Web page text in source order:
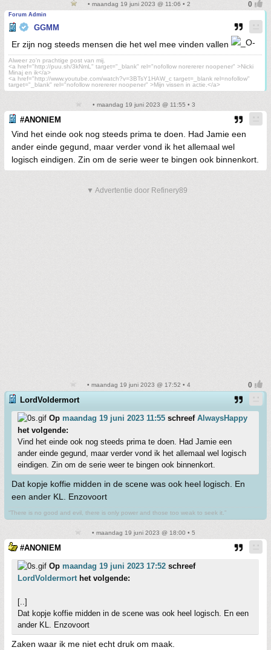
• maandag 19 juni 2023 @ 11:06 • 2
Forum Admin
GGMM
Er zijn nog steeds mensen die het wel mee vinden vallen
Alweer zo'n prachtige post van mij.
<a href="http://puu.sh/3kNmL" target="_blank" rel="nofollow norererer noopener" >Nicki
Minaj en ik</a>
<a href="http://www.youtube.com/watch?v=3BTsY1HAW_c target=_blank rel=nofollow"
target="_blank" rel="nofollow norererer noopener" >Mijn vissen in actie.</a>
• maandag 19 juni 2023 @ 11:55 • 3
#ANONIEM
Vind het einde ook nog steeds prima te doen. Had Jamie een
ander einde gegund, maar verder vond ik het allemaal wel
logisch eindigen. Zin om de serie weer te bingen ook binnenkort.
▼ Advertentie door Refinery89
• maandag 19 juni 2023 @ 17:52 • 4
LordVoldermort
Op maandag 19 juni 2023 11:55 schreef AlwaysHappy
het volgende:
Vind het einde ook nog steeds prima te doen. Had Jamie een
ander einde gegund, maar verder vond ik het allemaal wel logisch
eindigen. Zin om de serie weer te bingen ook binnenkort.
Dat kopje koffie midden in de scene was ook heel logisch. En
een ander KL. Enzovoort
“There is no good and evil, there is only power and those too weak to seek it.”
• maandag 19 juni 2023 @ 18:00 • 5
#ANONIEM
Op maandag 19 juni 2023 17:52 schreef
LordVoldermorthet volgende:
[..]
Dat kopje koffie midden in de scene was ook heel logisch. En een
ander KL. Enzovoort
Zaken waar ik me niet echt druk om maak.